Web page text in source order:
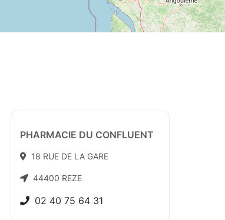
PHARMACIE DU CONFLUENT
18 RUE DE LA GARE
44400 REZE
02 40 75 64 31